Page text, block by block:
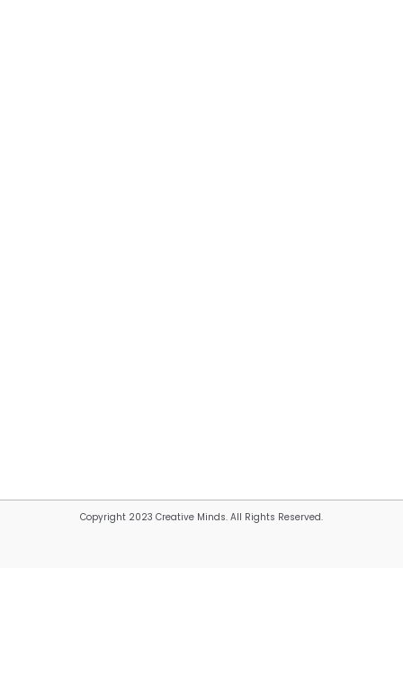
Copyright 2023 Creative Minds. All Rights Reserved.